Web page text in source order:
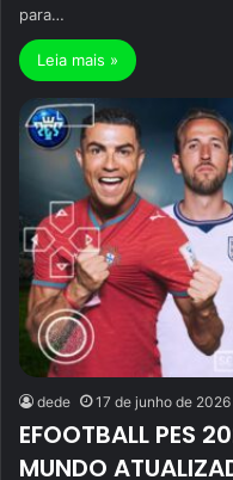
para…
Leia mais »
dede 17 de junho de 2026
EFOOTBALL PES
MUNDO